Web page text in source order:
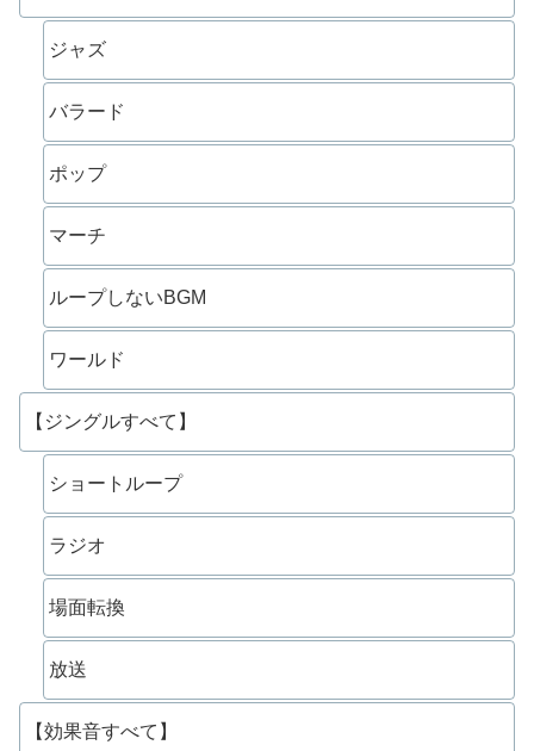
ジャズ
バラード
ポップ
マーチ
ループしないBGM
ワールド
【ジングルすべて】
ショートループ
ラジオ
場面転換
放送
【効果音すべて】